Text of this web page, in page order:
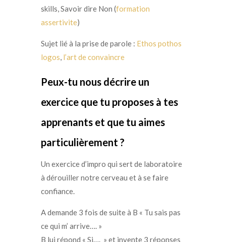
skills,Savoir dire Non (formation
assertivite)
Sujet lié à la prise de parole : Ethos pothos
logos, l’art de convaincre
Peux-tu nous décrire un
exercice que tu proposes à tes
apprenants et que tu aimes
particulièrement ?
Un exercice d’impro qui sert de laboratoire
à dérouiller notre cerveau et à se faire
confiance.
A demande 3 fois de suite à B « Tu sais pas
ce qui m’ arrive…. »
B lui répond « Si…. » et invente 3 réponses